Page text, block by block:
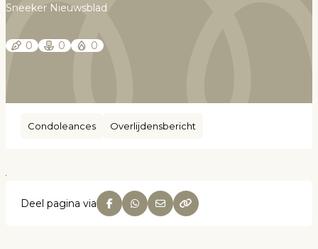
Sneeker Nieuwsblad
0 0 0
Condoleances Overlijdensbericht
Deel pagina via